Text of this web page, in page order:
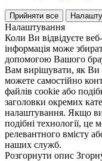
Прийняти все
Налаштування
Коли Ви відвідуєте
інформація може
допомогою Вашого
Вам вирішувати, як Ви
можете самостійно
файлів cookie або
заголовки окремих
налаштування. Якщо
подібні технології,
релевантного вмісту
наших служб.
Розгорнути опис